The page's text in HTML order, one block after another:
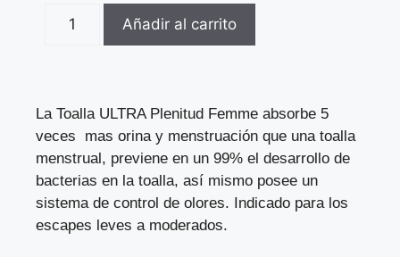
Añadir al carrito
La Toalla ULTRA Plenitud Femme absorbe 5
veces mas orina y menstruación que una toalla
menstrual, previene en un 99% el desarrollo de
bacterias en la toalla, así mismo posee un
sistema de control de olores. Indicado para los
escapes leves a moderados.